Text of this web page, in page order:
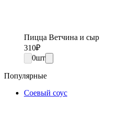
Пицца Ветчина и сыр
310₽
0шт
Популярные
Соевый соус